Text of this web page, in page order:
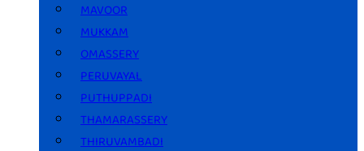
MAVOOR
MUKKAM
OMASSERY
PERUVAYAL
PUTHUPPADI
THAMARASSERY
THIRUVAMBADI